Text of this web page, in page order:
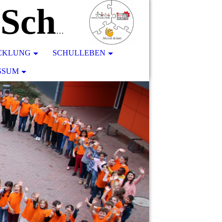
Matthias-Claudius-Schule
SCHULLEBEN